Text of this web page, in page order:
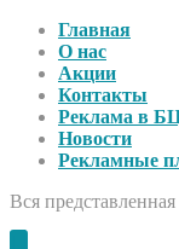
Главная
О нас
Акции
Контакты
Реклама в
Новости
Рекламные
Вся